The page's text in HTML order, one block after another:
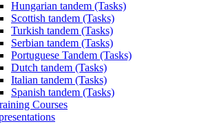
Hungarian tandem (Tasks)
Scottish tandem (Tasks)
Turkish tandem (Tasks)
Serbian tandem (Tasks)
Portuguese Tandem (Tasks)
Dutch tandem (Tasks)
Italian tandem (Tasks)
Spanish tandem (Tasks)
Courses